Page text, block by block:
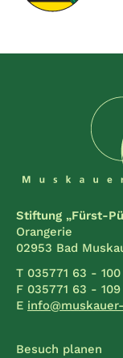
Stiftung „Fürst-
Orangerie
02953 Bad
T 035771 63 - 100
F 035771 63 - 109
E
Besuch planen